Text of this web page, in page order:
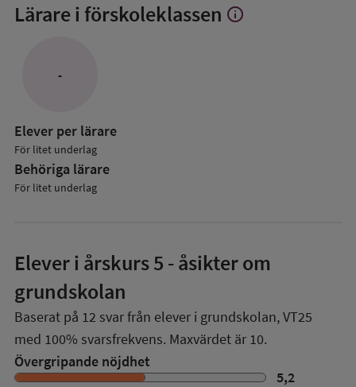
Lärare i förskoleklassen Visa
info
-
Elever per lärare
För litet underlag
Behöriga lärare
För litet underlag
Elever i årskurs 5 - åsikter om
grundskolan
Baserat på 12 svar från elever i grundskolan,VT25
med 100% svarsfrekvens. Maxvärdet är 10.
Övergripande nöjdhet
5,2